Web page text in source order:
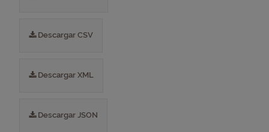
Descargar CSV
Descargar XML
Descargar JSON